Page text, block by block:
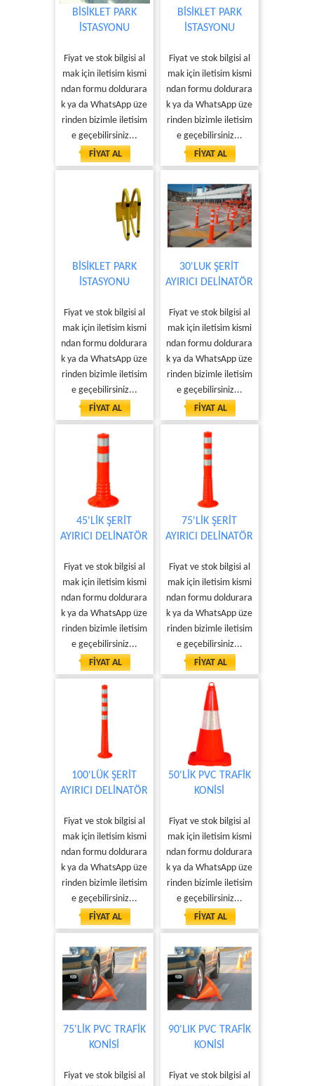
BİSİKLET PARK
İSTASYONU
Fiyat ve stok bilgisi al
mak için iletisim kismi
ndan formu doldurara
k ya da WhatsApp üze
rinden bizimle iletisim
e geçebilirsiniz...
FİYAT AL
BİSİKLET PARK
İSTASYONU
Fiyat ve stok bilgisi al
mak için iletisim kismi
ndan formu doldurara
k ya da WhatsApp üze
rinden bizimle iletisim
e geçebilirsiniz...
FİYAT AL
BİSİKLET PARK
İSTASYONU
Fiyat ve stok bilgisi al
mak için iletisim kismi
ndan formu doldurara
k ya da WhatsApp üze
rinden bizimle iletisim
e geçebilirsiniz...
FİYAT AL
30'LUK ŞERİT
AYIRICI DELİNATÖR
Fiyat ve stok bilgisi al
mak için iletisim kismi
ndan formu doldurara
k ya da WhatsApp üze
rinden bizimle iletisim
e geçebilirsiniz...
FİYAT AL
45'LİK ŞERİT
AYIRICI DELİNATÖR
Fiyat ve stok bilgisi al
mak için iletisim kismi
ndan formu doldurara
k ya da WhatsApp üze
rinden bizimle iletisim
e geçebilirsiniz...
FİYAT AL
75'LİK ŞERİT
AYIRICI DELİNATÖR
Fiyat ve stok bilgisi al
mak için iletisim kismi
ndan formu doldurara
k ya da WhatsApp üze
rinden bizimle iletisim
e geçebilirsiniz...
FİYAT AL
100'LÜK ŞERİT
AYIRICI DELİNATÖR
Fiyat ve stok bilgisi al
mak için iletisim kismi
ndan formu doldurara
k ya da WhatsApp üze
rinden bizimle iletisim
e geçebilirsiniz...
FİYAT AL
50'LİK PVC TRAFİK
KONİSİ
Fiyat ve stok bilgisi al
mak için iletisim kismi
ndan formu doldurara
k ya da WhatsApp üze
rinden bizimle iletisim
e geçebilirsiniz...
FİYAT AL
75'LİK PVC TRAFİK
KONİSİ
Fiyat ve stok bilgisi al
90'LIK PVC TRAFİK
KONİSİ
Fiyat ve stok bilgisi al